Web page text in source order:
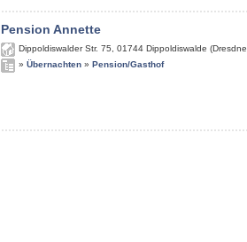
Pension Annette
Dippoldiswalder Str. 75 01744 Dippoldiswalde
» Übernachten » Pension/Gasthof